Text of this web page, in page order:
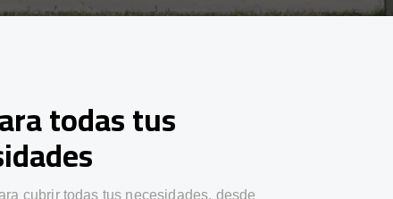
todas tus
cubrir todas tus necesidades, desde